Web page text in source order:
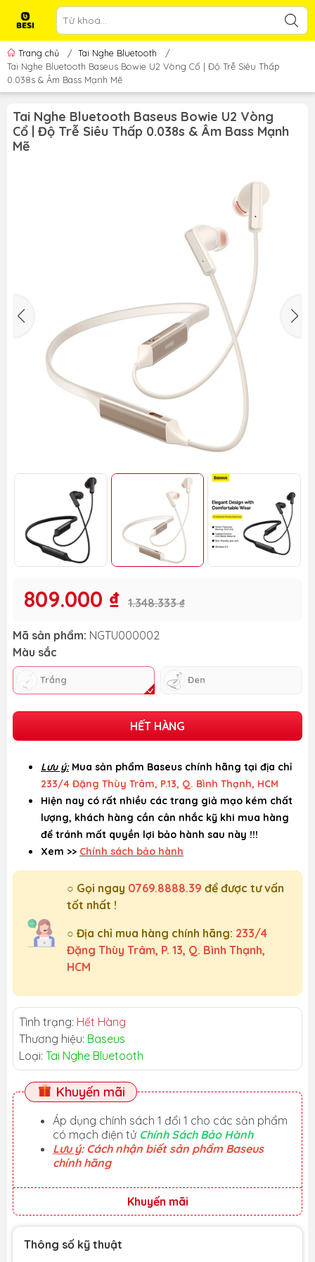
Trang chủ / Tai Nghe Bluetooth
/
Tai Nghe Bluetooth Baseus Bowie U2 Vòng Cổ | Độ Trễ Siêu Thấp
0.038s & Âm Bass Mạnh Mẽ
Tai Nghe Bluetooth Baseus Bowie U2 Vòng
Cổ | Độ Trễ Siêu Thấp 0.038s & Âm Bass Mạnh
Mẽ
809.000 ₫ 1.348.333 ₫
Mã sản phẩm: NGTU000002
Màu sắc
Trắng Đen
HẾT HÀNG
Lưu ý: Mua sản phẩm Baseus chính hãng tại địa chỉ
233/4 Đặng Thùy Trâm, P.13, Q. Bình Thạnh, HCM
Hiện nay có rất nhiều các trang giả mạo kém chất
lượng, khách hàng cần cân nhắc kỹ khi mua hàng
để tránh mất quyền lợi bảo hành sau này !!!
Xem >> Chính sách bảo hành
○ Gọi ngay 0769.8888.39 để được tư vấn
tốt nhất !
○ Địa chỉ mua hàng chính hãng: 233/4
Đặng Thùy Trâm, P. 13, Q. Bình Thạnh,
HCM
Tình trạng: Hết Hàng
Thương hiệu: Baseus
Loại: Tai Nghe Bluetooth
Khuyến mãi
Áp dụng chính sách 1 đổi 1 cho các sản phẩm
có mạch điện tử Chính Sách Bảo Hành
Lưu ý: Cách nhận biết sản phẩm Baseus
chính hãng
Khuyến mãi
Thông số kỹ thuật